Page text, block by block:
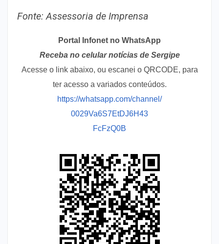
Fonte: Assessoria de Imprensa
Portal Infonet no WhatsApp
Receba no celular notícias de Sergipe
Acesse o link abaixo, ou escanei o QRCODE, para
ter acesso a variados conteúdos.
https://whatsapp.com/channel/
0029Va6S7EtDJ6H43
FcFzQ0B